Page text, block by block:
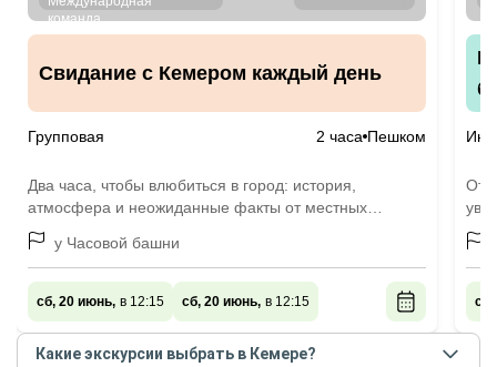
Свидание с Кемером каждый день
Групповая 2 часа Пешком
Два часа, чтобы влюбиться в город: история,
атмосфера и неожиданные факты от местных
жителей
у Часовой башни
сб, 20 июнь, в 12:15 сб, 20 июнь, в 12:15 сб,
Какие экскурсии выбрать в Кемере?